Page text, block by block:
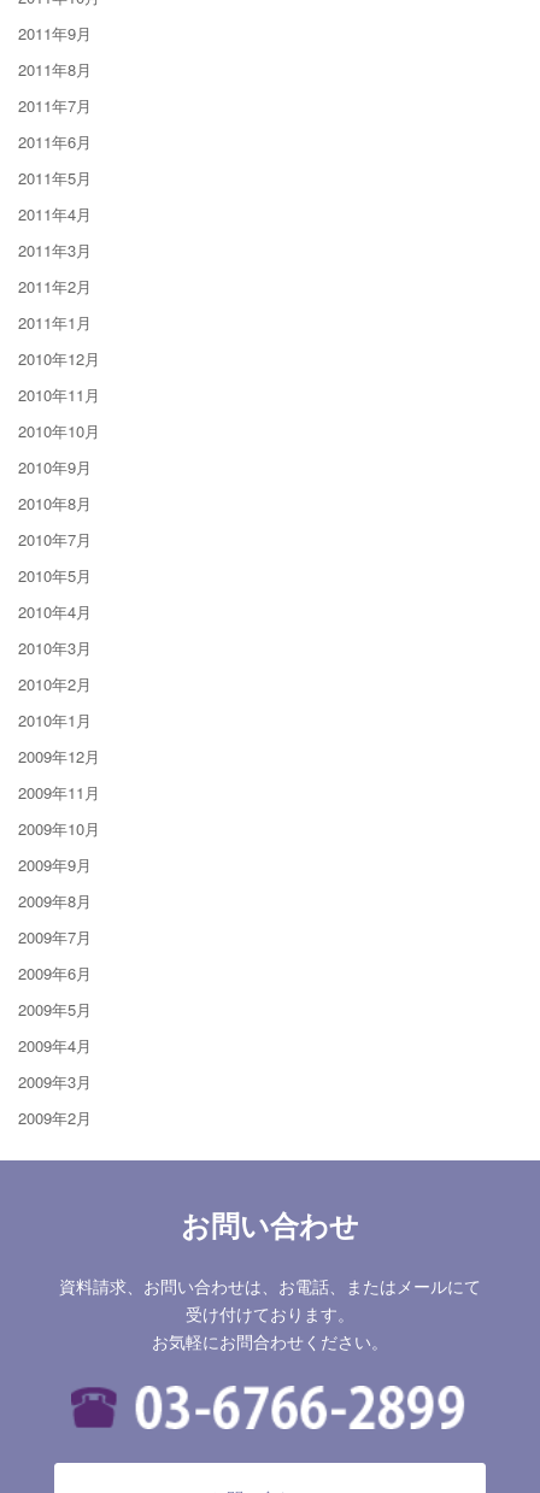
2011年9月
2011年8月
2011年7月
2011年6月
2011年5月
2011年4月
2011年3月
2011年2月
2011年1月
2010年12月
2010年11月
2010年10月
2010年9月
2010年8月
2010年7月
2010年5月
2010年4月
2010年3月
2010年2月
2010年1月
2009年12月
2009年11月
2009年10月
2009年9月
2009年8月
2009年7月
2009年6月
2009年5月
2009年4月
2009年3月
2009年2月
お問い合わせ
資料請求、お問い合わせは、お電話、またはメールにて
受け付けております。
お気軽にお問合わせください。